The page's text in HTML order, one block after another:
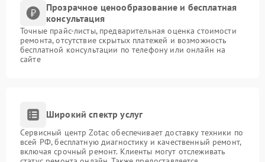
Прозрачное ценообразование и бесплатная
консультация
Точные прайс-листы, предварительная оценка стоимости
ремонта, отсутствие скрытых платежей и возможность
бесплатной консультации по телефону или онлайн на
сайте
Широкий спектр услуг
Сервисный центр Zotac обеспечивает доставку техники по
всей РФ, бесплатную диагностику и качественный ремонт,
включая срочный ремонт. Клиенты могут отслеживать